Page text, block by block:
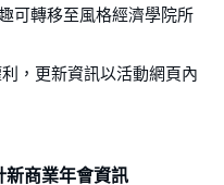
可轉移至風格經濟學院所
，更新資訊以活動網頁內
商業年會資訊